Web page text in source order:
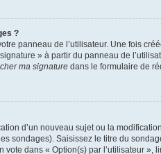
?
panneau de l’utilisateur. Une fois
» à partir du panneau de
ma signature dans le formulaire de
d’un nouveau sujet ou la
sondages). Saisissez le titre du
vote dans « Option(s) par l’utilisateur